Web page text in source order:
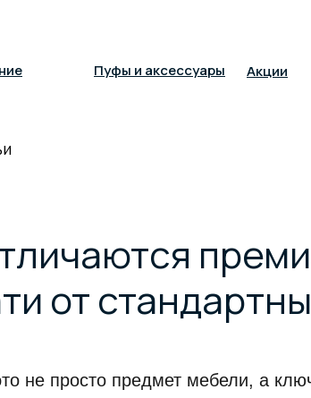
Пуфы и аксессуары Акции
от
не просто предмет мебели, а